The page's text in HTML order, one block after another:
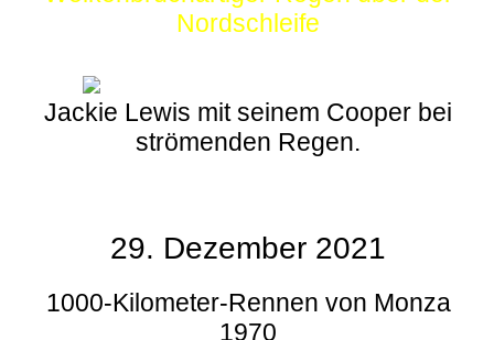
Nordschleife
Jackie Lewis mit seinem Cooper bei
strömenden Regen.
29. Dezember 2021
1000-Kilometer-Rennen von Monza
1970